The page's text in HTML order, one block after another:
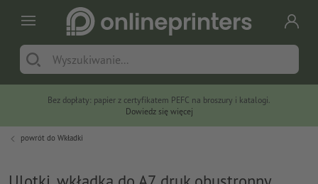
Bez dopłaty: papier z certyfikatem PEFC na broszury i katalogi.
Dowiedz się więcej
powrót do Wkładki